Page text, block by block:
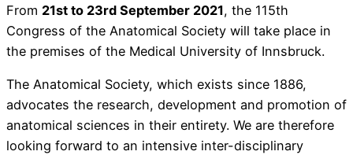
From 21st to 23rd September 2021, the 115th
Congress of the Anatomical Society will take place in
the premises of the Medical University of Innsbruck.
The Anatomical Society, which exists since 1886,
advocates the research, development and promotion of
anatomical sciences in their entirety. We are therefore
looking forward to an intensive inter-disciplinary